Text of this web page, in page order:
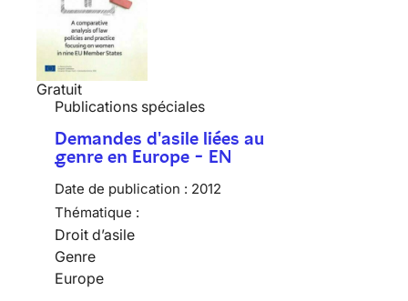
Gratuit
Publications spéciales
Demandes d'asile liées au
genre en Europe - EN
Date de publication : 2012
Thématique :
Droit d’asile
Genre
Europe